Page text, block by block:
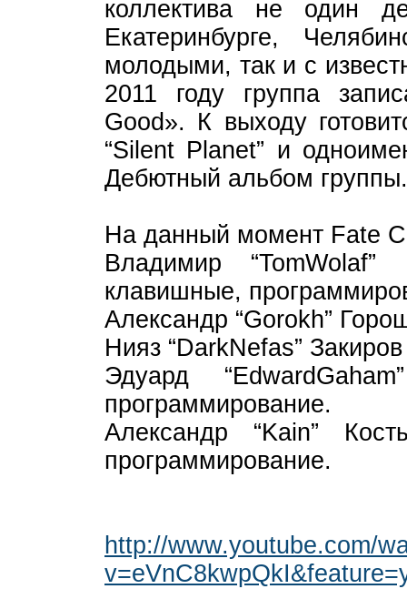
коллектива не один
Екатеринбурге,
молодыми, так и с
2011 году группа
Good». К выходу
“Silent Planet” и
Дебютный альбом группы.
На данный момент Fate
Владимир
клавишные,
Александр “Gorokh”
Нияз “DarkNefas”
Эдуард
программирование.
Александр “Kain”
программирование.
http://www.youtube.com/